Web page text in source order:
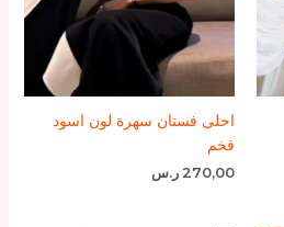
احلى فستان سهرة لون اسود
فخم
270,00 ر.س